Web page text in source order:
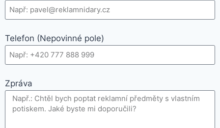
Telefon (Nepovinné pole)
Zpráva